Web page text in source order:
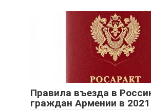
Правила въезда в
граждан Армении в 2021